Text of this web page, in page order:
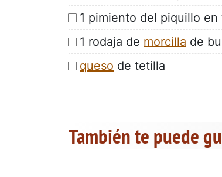
1 pimiento del piquillo en
1 rodaja de morcilla de
queso de tetilla
También te puede